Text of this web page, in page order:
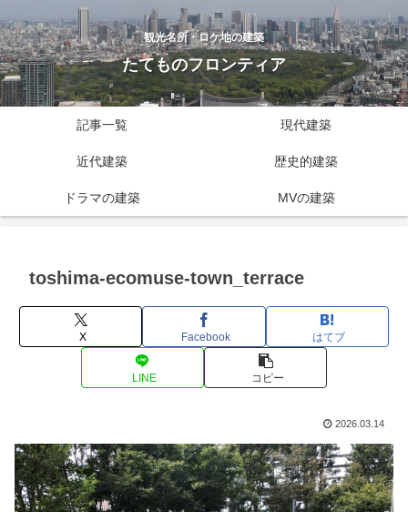
観光名所・ロケ地の建築
たてものフロンティア
記事一覧 現代建築
近代建築 歴史的建築
ドラマの建築 MVの建築
toshima-ecomuse-town_terrace
X Facebook はてブ
LINE コピー
2026.03.14